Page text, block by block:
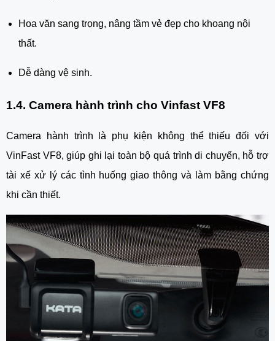
Hoa văn sang trọng, nâng tầm vẻ đẹp cho khoang nội
thất.
Dễ dàng vệ sinh.
1.4. Camera hành trình cho Vinfast VF8
Camera hành trình là phụ kiện không thể thiếu đối với
VinFast VF8, giúp ghi lại toàn bộ quá trình di chuyển, hỗ trợ
tài xế xử lý các tình huống giao thông và làm bằng chứng
khi cần thiết.